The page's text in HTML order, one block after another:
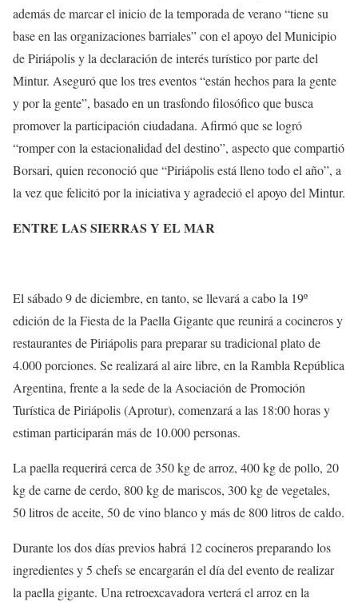
además de marcar el inicio de la temporada de verano “tiene su
base en las organizaciones barriales” con el apoyo del Municipio
de Piriápolis y la declaración de interés turístico por parte del
Mintur. Aseguró que los tres eventos “están hechos para la gente
y por la gente”, basado en un trasfondo filosófico que busca
promover la participación ciudadana. Afirmó que se logró
“romper con la estacionalidad del destino”, aspecto que compartió
Borsari, quien reconoció que “Piriápolis está lleno todo el año”, a
la vez que felicitó por la iniciativa y agradeció el apoyo del Mintur.
ENTRE LAS SIERRAS Y EL MAR
El sábado 9 de diciembre, en tanto, se llevará a cabo la 19º
edición de la Fiesta de la Paella Gigante que reunirá a cocineros y
restaurantes de Piriápolis para preparar su tradicional plato de
4.000 porciones. Se realizará al aire libre, en la Rambla República
Argentina, frente a la sede de la Asociación de Promoción
Turística de Piriápolis (Aprotur), comenzará a las 18:00 horas y
estiman participarán más de 10.000 personas.
La paella requerirá cerca de 350 kg de arroz, 400 kg de pollo, 20
kg de carne de cerdo, 800 kg de mariscos, 300 kg de vegetales,
50 litros de aceite, 50 de vino blanco y más de 800 litros de caldo.
Durante los dos días previos habrá 12 cocineros preparando los
ingredientes y 5 chefs se encargarán el día del evento de realizar
la paella gigante. Una retroexcavadora verterá el arroz en la